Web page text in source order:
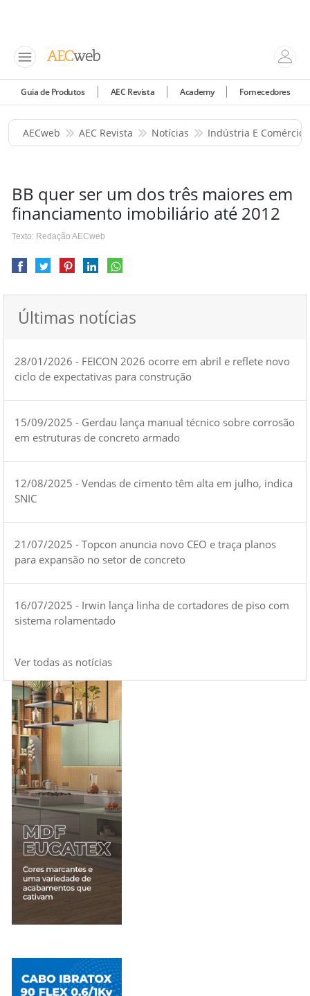
Guia de Produtos AEC Revista Academy Fornecedores
AECweb AEC Revista Notícias Indústria E Comércio
BB quer ser um dos três maiores em
financiamento imobiliário até 2012
Texto: Redação AECweb
Últimas notícias
28/01/2026 - FEICON 2026 ocorre em abril e reflete novo
ciclo de expectativas para construção
15/09/2025 - Gerdau lança manual técnico sobre corrosão
em estruturas de concreto armado
12/08/2025 - Vendas de cimento têm alta em julho, indica
SNIC
21/07/2025 - Topcon anuncia novo CEO e traça planos
para expansão no setor de concreto
16/07/2025 - Irwin lança linha de cortadores de piso com
sistema rolamentado
Ver todas as notícias